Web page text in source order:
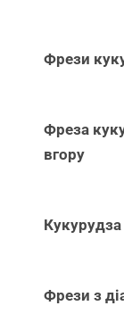
Фрези
Фреза
вгору
Фрези з